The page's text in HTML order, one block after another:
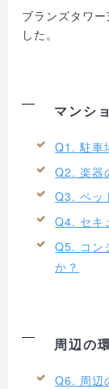
ブランズタワ
した。
マンシ
Q1. 駐車
Q2. 楽器
Q3. ペッ
Q4. セキ
Q5. コン
か？
周辺の
Q6. 周辺